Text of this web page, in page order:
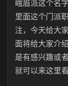
峨眉派这个名
里面这个门派
注，今天给大
面将给大家介
是有感兴趣或
就可以来这里看